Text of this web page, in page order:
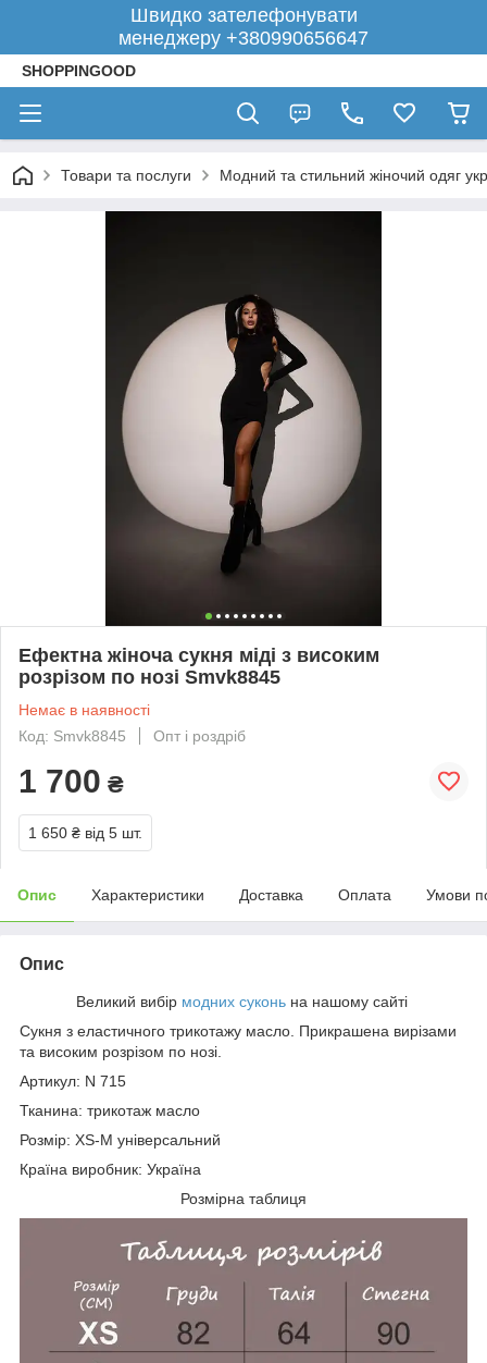
Швидко зателефонувати
менеджеру +380990656647
SHOPPINGOOD
Товари та послуги Модний та стильний жіночий одяг
Ефектна жіноча сукня міді з високим
розрізом по нозі Smvk8845
Немає в наявності
Код: Smvk8845
Опт і роздріб
1 700 ₴
1 650 ₴ від 5 шт.
Опис Характеристики Доставка Оплата Умови
Опис
Великий вибір модних суконьна нашому сайті
Сукня з еластичного трикотажу масло. Прикрашена вирізами
та високим розрізом по нозі.
Артикул: N 715
Тканина: трикотаж масло
Розмір: XS-М універсальний
Країна виробник: Україна
Розмірна таблиця